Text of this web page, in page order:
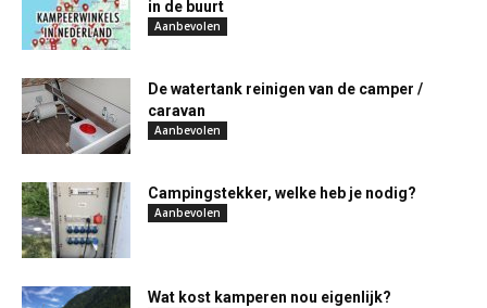
in de buurt
Aanbevolen
De watertank reinigen van de camper /
caravan
Aanbevolen
Campingstekker, welke heb je nodig?
Aanbevolen
Wat kost kamperen nou eigenlijk?